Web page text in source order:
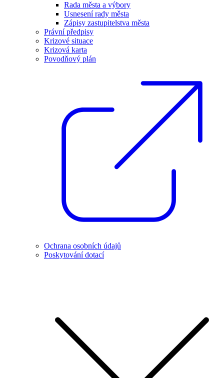
Rada města a výbory
Usnesení rady města
Zápisy zastupitelstva města
Právní předpisy
Krizové situace
Krizová karta
Povodňový plán
Ochrana osobních údajů
Poskytování dotací